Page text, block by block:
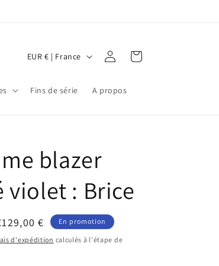
Fins de série A propos
é
g
i
o
n
EUR € | France Connexion Panier
blazer
violet : Brice
€ En promotion
d'expédition calculés à l'étape de